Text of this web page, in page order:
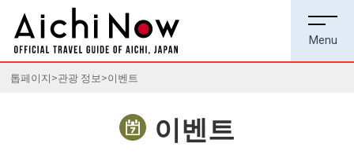
톱페이지 관광 정보 이벤트
이벤트